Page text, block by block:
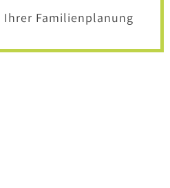
Familienplanung